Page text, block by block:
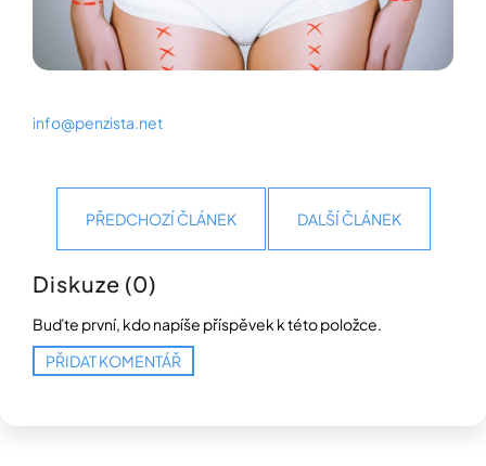
info@penzista.net
PŘEDCHOZÍ ČLÁNEK DALŠÍ ČLÁNEK
Diskuze (0)
Buďte první, kdo napíše příspěvek k této položce.
PŘIDAT KOMENTÁŘ